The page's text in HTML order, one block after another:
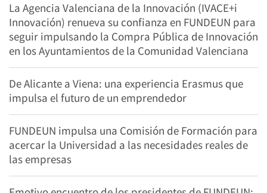
La Agencia Valenciana de la Innovación (IVACE+i
Innovación) renueva su confianza en FUNDEUN para
seguir impulsando la Compra Pública de Innovación
en los Ayuntamientos de la Comunidad Valenciana
De Alicante a Viena: una experiencia Erasmus que
impulsa el futuro de un emprendedor
FUNDEUN impulsa una Comisión de Formación para
acercar la Universidad a las necesidades reales de
las empresas